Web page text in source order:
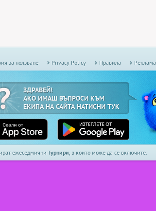
за ползване Privacy Policy Правила Реклама
ЗДРАВЕЙ!
АКО ИМАШ ВЪПРОСИ КЪМ
ЕКИПА НА САЙТА НАТИСНИ ТУК
ежеседмични Турнири, в които може да се включите.